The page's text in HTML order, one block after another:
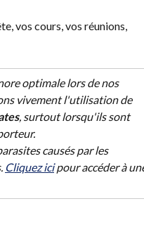
vos cours, vos réunions,
optimale lors de nos
vivement l'utilisation de
, surtout lorsqu'ils sont
causés par les
Cliquez ici pour accéder à